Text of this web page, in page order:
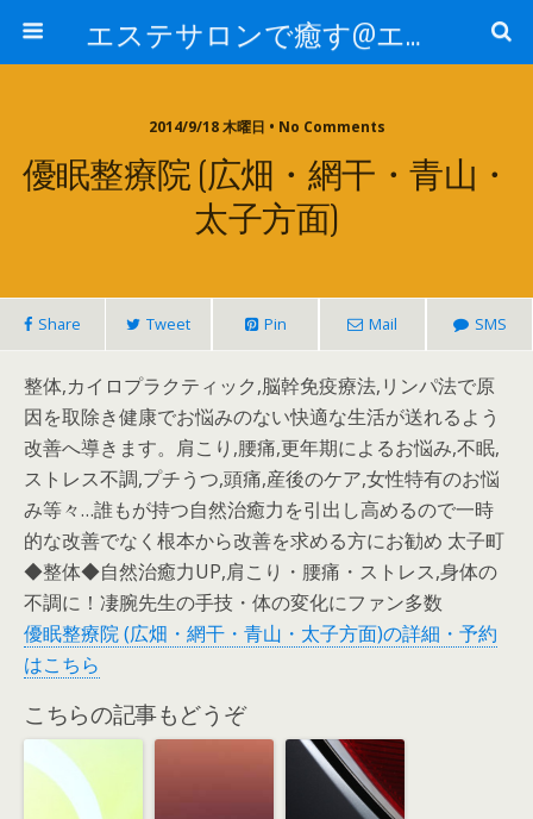
エステサロンで癒す@エステ～全国エステ情報
2014/9/18 木曜日 • No Comments
優眠整療院 (広畑・網干・青山・
太子方面)
Share Tweet Pin Mail SMS
整体,カイロプラクティック,脳幹免疫療法,リンパ法で原
因を取除き健康でお悩みのない快適な生活が送れるよう
改善へ導きます。肩こり,腰痛,更年期によるお悩み,不眠,
ストレス不調,プチうつ,頭痛,産後のケア,女性特有のお悩
み等々…誰もが持つ自然治癒力を引出し高めるので一時
的な改善でなく根本から改善を求める方にお勧め 太子町
◆整体◆自然治癒力UP,肩こり・腰痛・ストレス,身体の
不調に！凄腕先生の手技・体の変化にファン多数
優眠整療院 (広畑・網干・青山・太子方面)の詳細・予約
はこちら
こちらの記事もどうぞ